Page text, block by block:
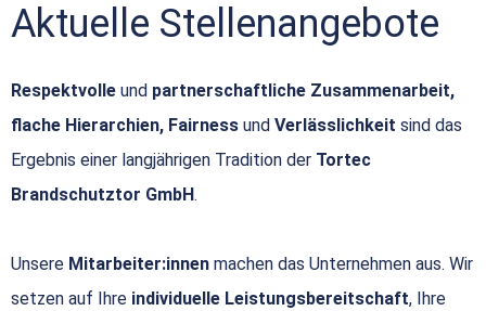
Aktuelle Stellenangebote
Respektvolle und partnerschaftliche Zusammenarbeit,
flache Hierarchien, Fairness und Verlässlichkeit sind das
Ergebnis einer langjährigen Tradition der Tortec
Brandschutztor GmbH.
Unsere Mitarbeiter:innen machen das Unternehmen aus. Wir
setzen auf Ihre individuelle Leistungsbereitschaft, Ihre